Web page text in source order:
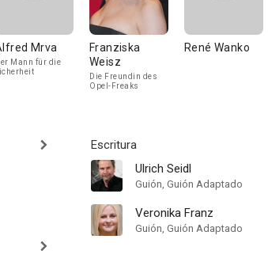
Mrva
Mann für die
Franziska
Weisz
Die Freundin des
Opel-Freaks
René Wanko
Escritura
Ulrich Seidl
Guión, Guión Adaptado
Veronika Franz
Guión, Guión Adaptado